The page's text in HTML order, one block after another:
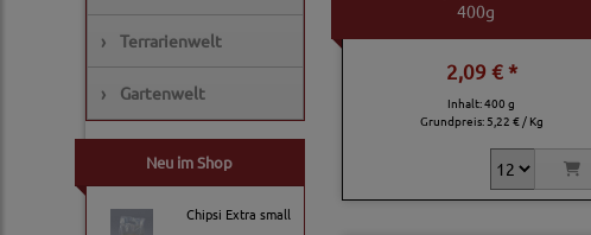
› Terrarienwelt
› Gartenwelt
Neu im Shop
Chipsi Extra small
400g
2,09 € *
Inhalt: 400 g
Grundpreis: 5,22 € / Kg